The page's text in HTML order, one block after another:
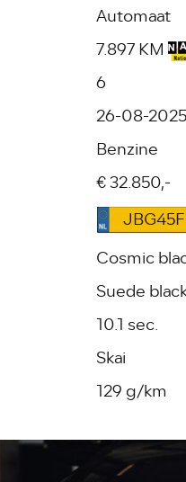
Automaat
7.897 KM
6
26-08-2025
Benzine
€ 32.850,-
JBG45F
Cosmic
Suede
10.1 sec.
Skai
129 g/km